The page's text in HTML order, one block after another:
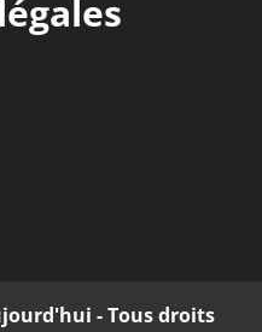
- Tous droits